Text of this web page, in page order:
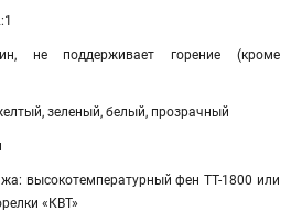
не поддерживает горение (кроме
зеленый, белый, прозрачный
высокотемпературный фен ТТ-1800 или
«КВТ»